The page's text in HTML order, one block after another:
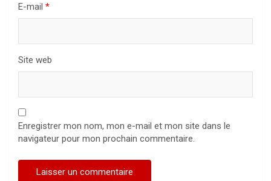
E-mail *
Site web
Enregistrer mon nom, mon e-mail et mon site dans le
navigateur pour mon prochain commentaire.